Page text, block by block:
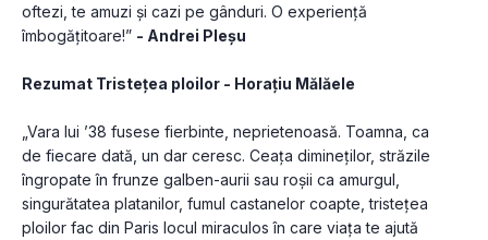
oftezi, te amuzi și cazi pe gânduri. O experiență
îmbogățitoare!” - Andrei Pleșu
Rezumat Tristețea ploilor - Horațiu Mălăele
„Vara lui ’38 fusese fierbinte, neprietenoasă. Toamna, ca
de fiecare dată, un dar ceresc. Ceața dimineților, străzile
îngropate în frunze galben-aurii sau roșii ca amurgul,
singurătatea platanilor, fumul castanelor coapte, tristețea
ploilor fac din Paris locul miraculos în care viața te ajută